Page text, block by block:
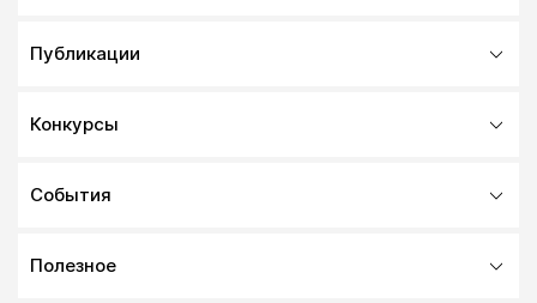
Публикации
Конкурсы
События
Полезное